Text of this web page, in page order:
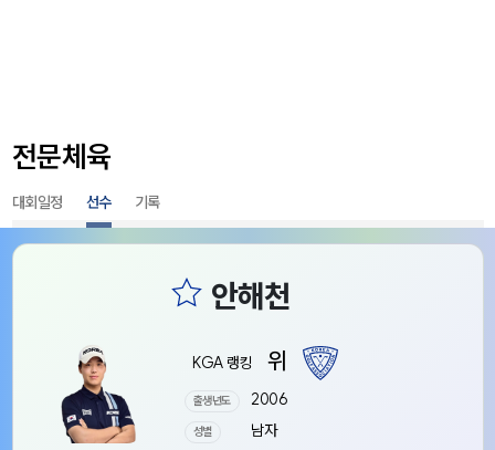
전문체육
대회일정 선수 기록
KGA 랭킹 위
출생년도 2006
성별 남자